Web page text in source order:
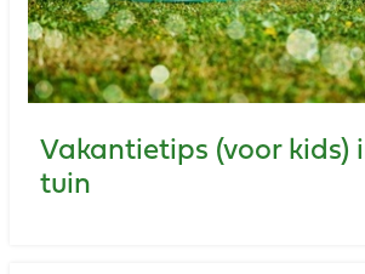
Vakantietips (voor kids)
tuin